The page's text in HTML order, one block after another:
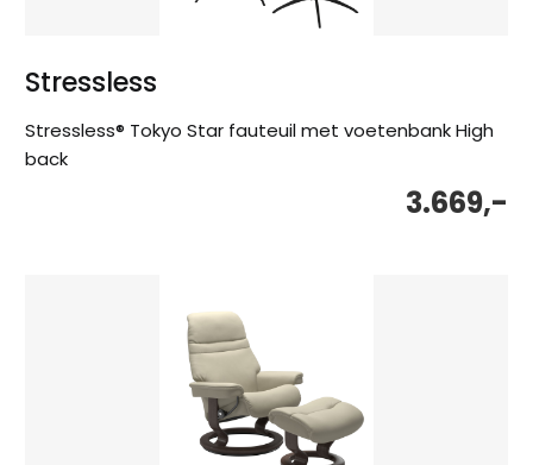
Stressless
Stressless® Tokyo Star fauteuil met voetenbank High
back
3.669,-